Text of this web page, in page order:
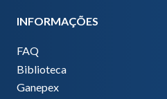
INFORMAÇÕES
FAQ
Biblioteca
Ganepex